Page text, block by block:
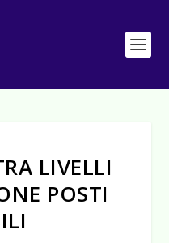
LIVELLI
POSTI